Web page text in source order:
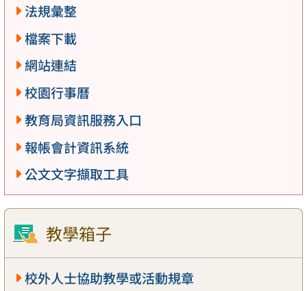
法規彙整
檔案下載
網站連結
校園行事曆
教育局資訊服務入口
報帳會計資訊系統
公文文字擷取工具
教學箱子
校外人士協助教學或活動規章